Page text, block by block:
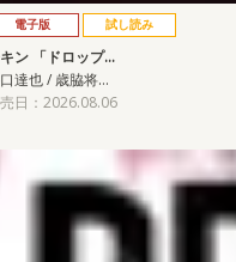
電子版 試し読み
ン 「ドロップ…
達也 / 歳脇将…
日：2026.08.06